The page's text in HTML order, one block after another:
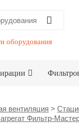
оборудования
вентиляция >
Фильтр-